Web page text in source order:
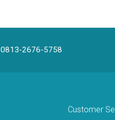
0813-2676-5758
Customer